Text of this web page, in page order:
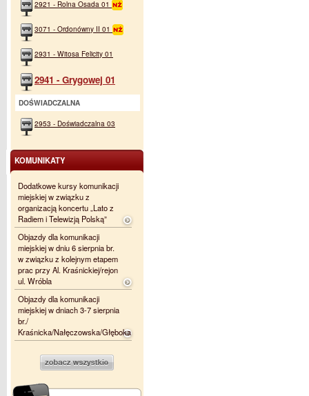
2921 - Rolna Osada 01
3071 - Ordonówny II 01
2931 - Witosa Felicity 01
2941 - Grygowej 01
DOŚWIADCZALNA
2953 - Doświadczalna 03
KOMUNIKATY
Dodatkowe kursy komunikacji
miejskiej w związku z
organizacją koncertu „Lato z
Radiem i Telewizją Polską”
Objazdy dla komunikacji
miejskiej w dniu 6 sierpnia br.
w związku z kolejnym etapem
prac przy Al. Kraśnickiej/rejon
ul. Wróbla
Objazdy dla komunikacji
miejskiej w dniach 3-7 sierpnia
br./
Kraśnicka/Nałęczowska/Głęboka